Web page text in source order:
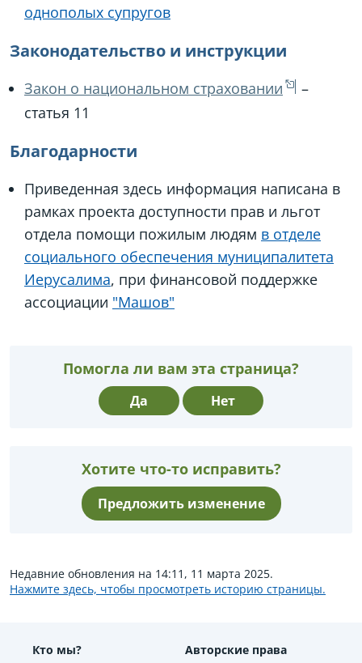
однополых супругов
Законодательство и инструкции
Закон о национальном страховании
–
статья 11
Благодарности
Приведенная здесь информация написана в
рамках проекта доступности прав и льгот
отдела помощи пожилым людям в отделе
социального обеспечения муниципалитета
Иерусалима, при финансовой поддержке
ассоциации "Машов"
Помогла ли вам эта страница?
Да Нет
Хотите что-то исправить?
Предложить изменение
Недавние обновления на 14:11, 11 марта 2025.
Нажмите здесь, чтобы просмотреть историю страницы.
Кто мы? Авторские права